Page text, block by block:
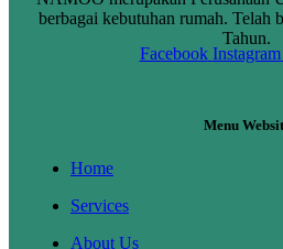
berbagai kebutuhan rumah. Telah
Tahun.
Facebook Instagram
Menu
Home
Services
About Us